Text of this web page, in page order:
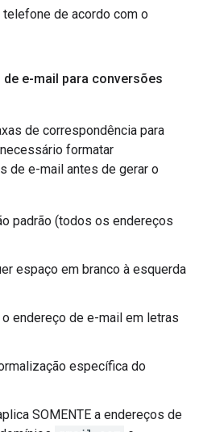
de acordo com o
e-mail para conversões
de correspondência para
formatar
de e-mail antes de gerar o
padrão (todos os endereços
espaço em branco à esquerda
endereço de e-mail em letras
específica do
SOMENTE a endereços de